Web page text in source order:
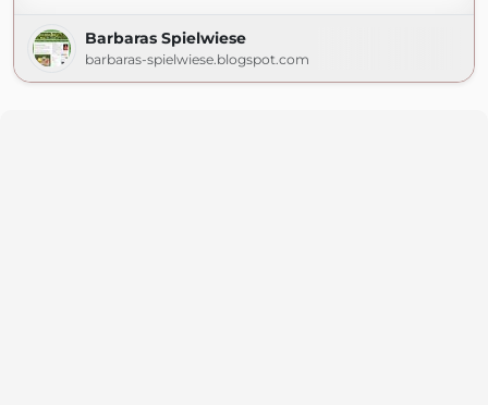
Barbaras Spielwiese
barbaras-spielwiese.blogspot.com